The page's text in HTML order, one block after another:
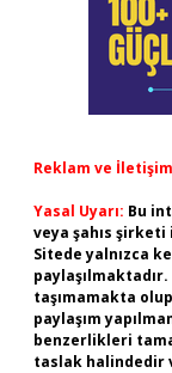
Reklam ve
Yasal Uyarı: Bu
veya şahıs
Sitede yalnızca
taşımamakta
paylaşım
benzerlikleri
taslak halindedir